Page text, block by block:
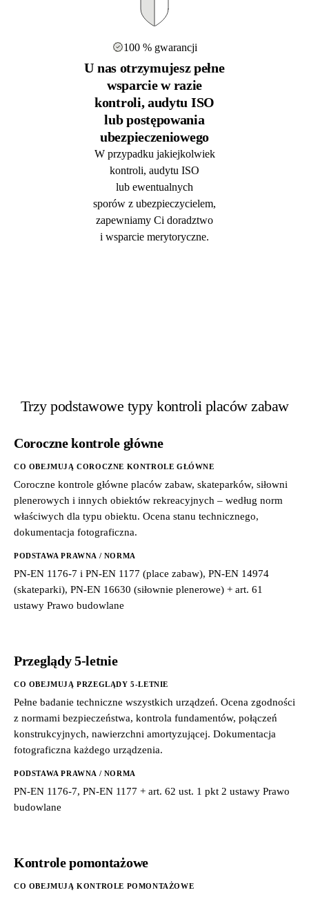
100 % gwarancji
U nas otrzymujesz pełne
wsparcie w razie
kontroli, audytu ISO
lub postępowania
ubezpieczeniowego
W przypadku jakiejkolwiek
kontroli, audytu ISO
lub ewentualnych
sporów z ubezpieczycielem,
zapewniamy Ci doradztwo
i wsparcie merytoryczne.
Trzy podstawowe typy kontroli placów zabaw
Coroczne kontrole główne
CO OBEJMUJĄ COROCZNE KONTROLE GŁÓWNE
Coroczne kontrole główne placów zabaw, skateparków, siłowni
plenerowych i innych obiektów rekreacyjnych – według norm
właściwych dla typu obiektu. Ocena stanu technicznego,
dokumentacja fotograficzna.
PODSTAWA PRAWNA / NORMA
PN-EN 1176-7 i PN-EN 1177 (place zabaw), PN-EN 14974
(skateparki), PN-EN 16630 (siłownie plenerowe) + art. 61
ustawy Prawo budowlane
Przeglądy 5-letnie
CO OBEJMUJĄ PRZEGLĄDY 5-LETNIE
Pełne badanie techniczne wszystkich urządzeń. Ocena zgodności
z normami bezpieczeństwa, kontrola fundamentów, połączeń
konstrukcyjnych, nawierzchni amortyzującej. Dokumentacja
fotograficzna każdego urządzenia.
PODSTAWA PRAWNA / NORMA
PN-EN 1176-7, PN-EN 1177 + art. 62 ust. 1 pkt 2 ustawy Prawo
budowlane
Kontrole pomontażowe
CO OBEJMUJĄ KONTROLE POMONTAŻOWE